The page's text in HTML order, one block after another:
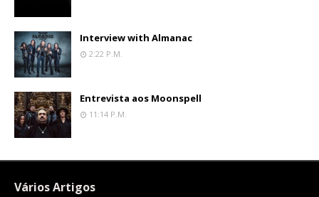
Interview with Almanac
2:22 P.m.
Entrevista aos Moonspell
11:14 P.m.
Vários Artigos